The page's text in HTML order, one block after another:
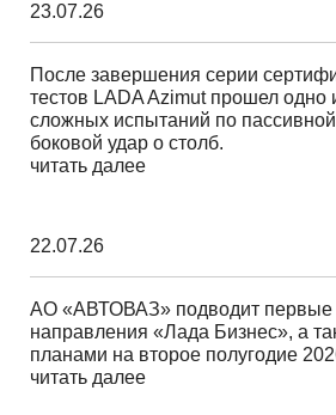
23.07.26
После завершения серии
тестов LADA Azimut прошел одно
сложных испытаний по
боковой удар о столб.
читать далее
22.07.26
АО «АВТОВАЗ» подводит первые
направления «Лада Бизнес», а
планами на второе полугодие
читать далее